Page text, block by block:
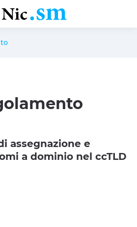
assegnazione e
a dominio nel ccTLD